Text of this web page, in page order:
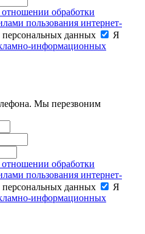
обработки
пользования интернет-
персональных данных
Я
информационных
Мы перезвоним
обработки
пользования интернет-
персональных данных
Я
информационных